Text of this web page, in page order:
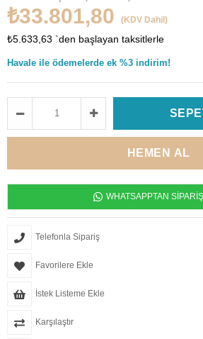
₺33.801,80 (KDV Dahil)
₺5.633,63 `den başlayan taksitlerle
Havale ile ödemelerde ek %3 indirim!
WHATSAPPTAN
Telefonla Sipariş
Favorilere Ekle
İstek Listeme Ekle
Karşılaştır